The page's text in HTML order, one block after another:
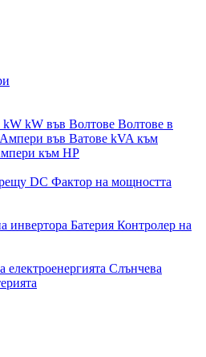
kW kW във Волтове Волтове в
Ампери във Ватове kVA към
към HP
DC Фактор на мощността
инвертора Батерия Контролер на
електроенергията Слънчева